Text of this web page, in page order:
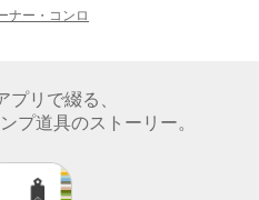
ナー・コンロ
プリで綴る、
プ道具のストーリー。